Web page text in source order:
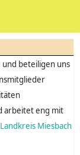
beteiligen uns
arbeitet eng mit
Miesbach